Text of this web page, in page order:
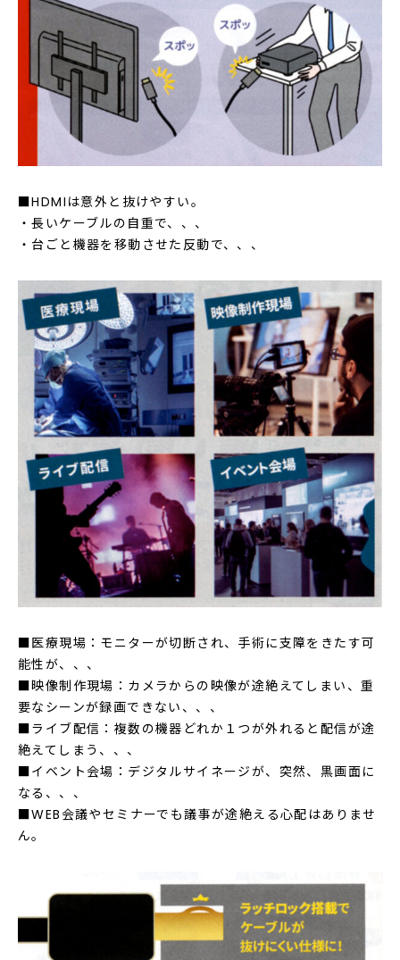
■HDMIは意外と抜けやすい。
・長いケーブルの自重で、、、
・台ごと機器を移動させた反動で、、、
■医療現場：モニターが切断され、手術に支障をきたす可
能性が、、、
■映像制作現場：カメラからの映像が途絶えてしまい、重
要なシーンが録画できない、、、
■ライブ配信：複数の機器どれか１つが外れると配信が途
絶えてしまう、、、
■イベント会場：デジタルサイネージが、突然、黒画面に
なる、、、
■WEB会議やセミナーでも議事が途絶える心配はありませ
ん。